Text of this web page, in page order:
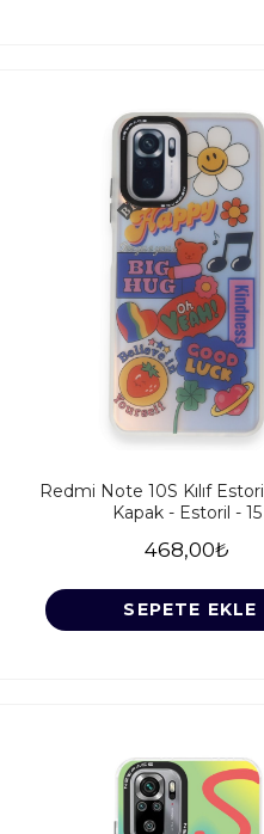
Redmi Note 10S Kılıf
Kapak - Estoril - 15
468,00₺
SEPETE EKLE